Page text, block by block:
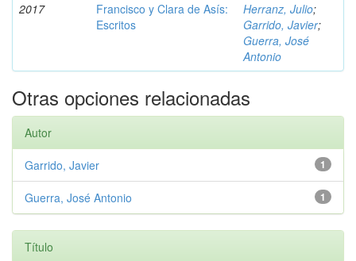
2017
Francisco y Clara de Asís:
Escritos
Herranz, Julio;
Garrido, Javier;
Guerra, José
Antonio
Otras opciones relacionadas
Autor
1
Garrido, Javier
1
Guerra, José Antonio
Título